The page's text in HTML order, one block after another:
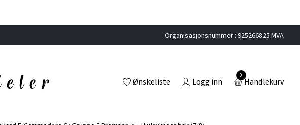
Organisasjonsnummer : 925266825 MVA
Ønskeliste Logg inn
0
Handlekurv